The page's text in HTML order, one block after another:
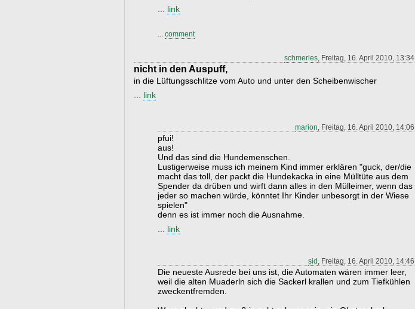
link
... comment
schmerles, Freitag, 16. April 2010, 13:34
nicht in den Auspuff,
in die Lüftungsschlitze vom Auto und unter den Scheibenwischer
link
marion, Freitag, 16. April 2010, 14:06
pfui!
aus!
Und das sind die Hundemenschen.
Lustigerweise muss ich meinem Kind immer erklären "guck, der/die
macht das toll, der packt die Hundekacka in eine Mülltüte aus dem
Spender da drüben und wirft dann alles in den Mülleimer, wenn das
jeder so machen würde, könntet Ihr Kinder unbesorgt in der Wiese
spielen"
denn es ist immer noch die Ausnahme.
link
sid , Freitag, 16. April 2010, 14:46
Die neueste Ausrede bei uns ist, die Automaten wären immer leer,
weil die alten Muaderln sich die Sackerl krallen und zum Tiefkühlen
zweckentfremden.